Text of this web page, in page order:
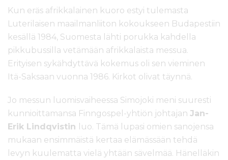
Kun eräs afrikkalainen kuoro estyi tulemasta
Luterilaisen maailmanliiton kokoukseen Budapestiin
kesällä 1984, Suomesta lähti porukka kahdella
pikkubussilla vetämään afrikkalaista messua.
Erityisen sykähdyttävä kokemus oli sen vieminen
Itä-Saksaan vuonna 1986. Kirkot olivat täynnä.
Jo messun luomisvaiheessa Simojoki meni suuresti
kunnioittamansa Finngospel-yhtiön johtajan Jan-
Erik Lindqvistin
luo. Tämä lupasi omien sanojensa
mukaan ensimmäistä kertaa elämässään tehdä
levyn kuulematta vielä yhtään sävelmää. Hänelläkin